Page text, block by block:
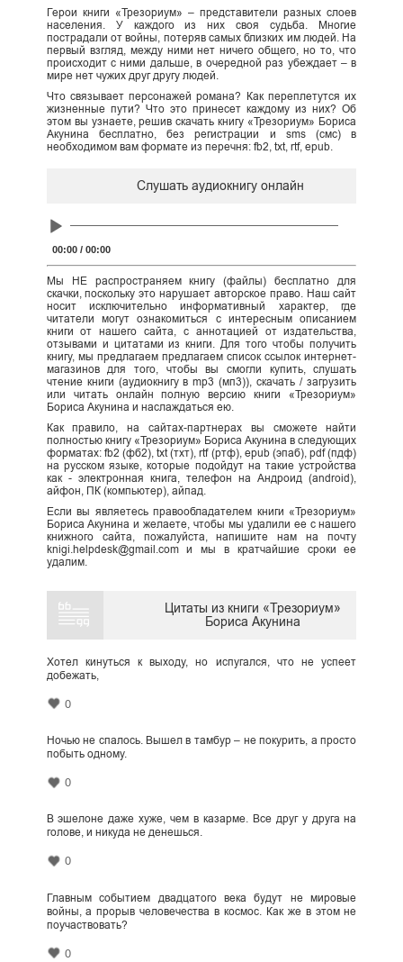
Герои книги «Трезориум» – представители разных слоев
населения. У каждого из них своя судьба. Многие
пострадали от войны, потеряв самых близких им людей. На
первый взгляд, между ними нет ничего общего, но то, что
происходит с ними дальше, в очередной раз убеждает – в
мире нет чужих друг другу людей.
Что связывает персонажей романа? Как переплетутся их
жизненные пути? Что это принесет каждому из них? Об
этом вы узнаете, решив скачать книгу «Трезориум» Бориса
Акунина бесплатно, без регистрации и sms (смс) в
необходимом вам формате из перечня: fb2, txt, rtf, epub.
Слушать аудиокнигу онлайн
Audio
00:00/ 00:00
Мы НЕ распространяем книгу (файлы) бесплатно для
скачки, поскольку это нарушает авторское право. Наш сайт
носит исключительно информативный характер, где
читатели могут ознакомиться с интересным описанием
книги от нашего сайта, с аннотацией от издательства,
отзывами и цитатами из книги. Для того чтобы получить
книгу, мы предлагаем предлагаем список ссылок интернет-
магазинов для того, чтобы вы смогли купить, слушать
чтение книги (аудиокнигу в mp3 (мп3)), скачать / загрузить
или читать онлайн полную версию книги «Трезориум»
Бориса Акунина и наслаждаться ею.
Как правило, на сайтах-партнерах вы сможете найти
полностью книгу «Трезориум» Бориса Акунина в следующих
форматах: fb2 (фб2), txt (тхт), rtf (ртф), epub (эпаб), pdf (пдф)
на русском языке, которые подойдут на такие устройства
как - электронная книга, телефон на Андроид (android),
айфон, ПК (компьютер), айпад.
Если вы являетесь правообладателем книги «Трезориум»
Бориса Акунина и желаете, чтобы мы удалили ее с нашего
книжного сайта, пожалуйста, напишите нам на почту
knigi.helpdesk@gmail.com и мы в кратчайшие сроки ее
удалим.
Цитаты из книги «Трезориум»
Бориса Акунина
Хотел кинуться к выходу, но испугался, что не успеет
добежать,
0
Ночью не спалось. Вышел в тамбур – не покурить, а просто
побыть одному.
0
В эшелоне даже хуже, чем в казарме. Все друг у друга на
голове, и никуда не денешься.
0
Главным событием двадцатого века будут не мировые
войны, а прорыв человечества в космос. Как же в этом не
поучаствовать?
0